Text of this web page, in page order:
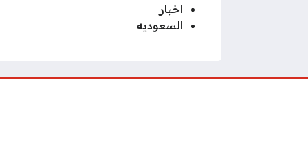
اخبار
السعوديه